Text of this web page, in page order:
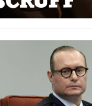
STF:
para
que